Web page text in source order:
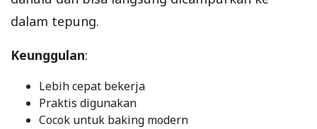
dalam tepung.
Keunggulan:
Lebih cepat bekerja
Praktis digunakan
Cocok untuk baking modern